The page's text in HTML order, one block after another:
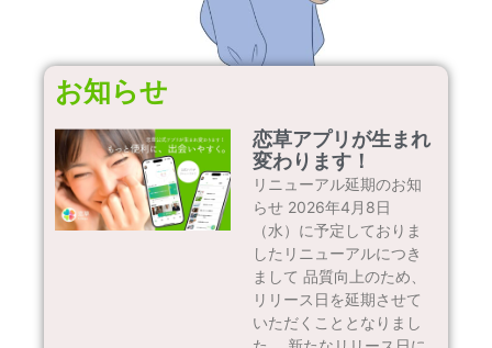
お知らせ
恋草アプリが生まれ
変わります！
リニューアル延期のお知
らせ 2026年4月8日
（水）に予定しておりま
したリニューアルにつき
まして 品質向上のため、
リリース日を延期させて
いただくこととなりまし